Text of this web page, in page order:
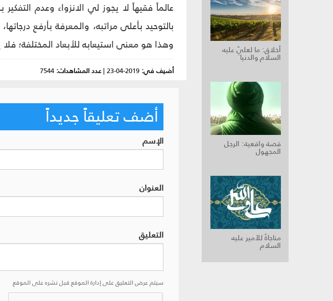
أخلاق: ما لعليّ عليه
السلام والدنيا
قصة واقعية: الرجل
المجهول
مناجاةٌ للأمير عليه
السلام
عالماً فقيهاً لا يجوز لي الانزواء وعدم
بالتوحيد بأعلى مراتبه، والمعرفة بأرفع
وهذا هو معنى استيعابه للأبعاد المختلفة؛
أضيف في: 2019-04-23
|عدد المشاهدات: 7544
أضف تعليقاً جديداً
الإسم
العنوان
التعليق
سيتم عرض التعليق على إدارة الموقع قبل نشره على الموقع